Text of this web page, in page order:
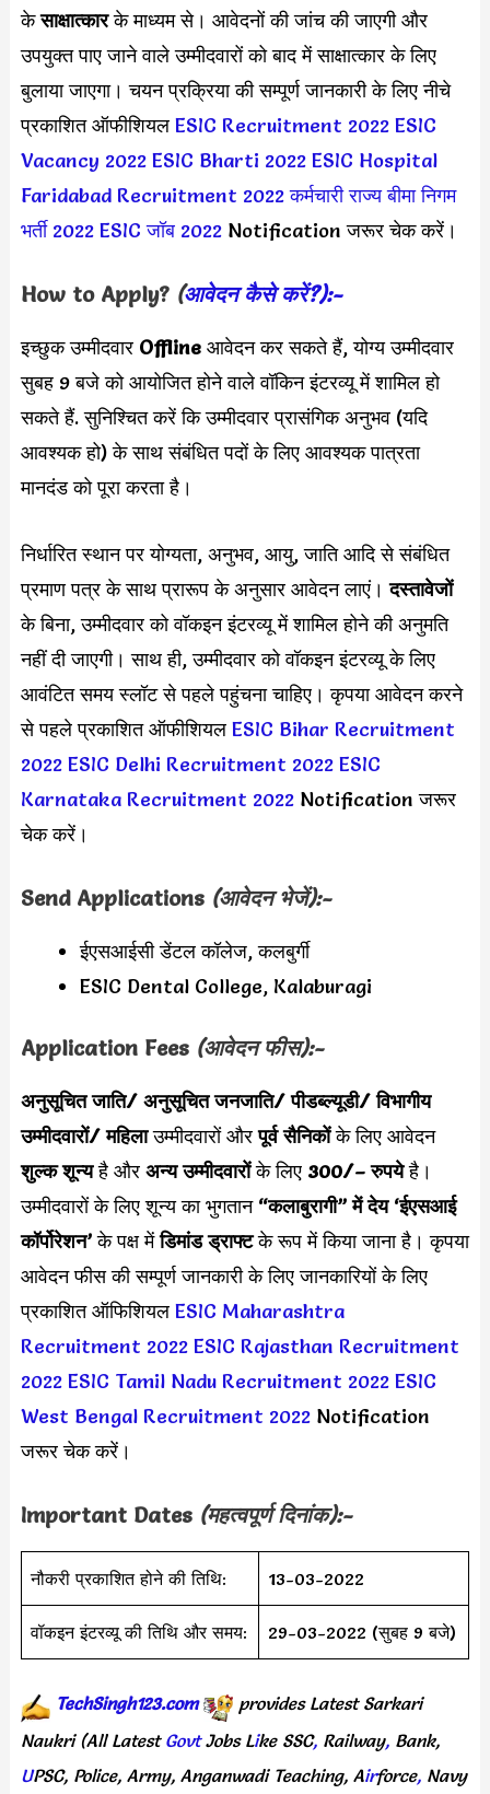
केसाक्षात्कारके माध्यम से। आवेदनों की जांच की जाएगी और
उपयुक्त पाए जाने वाले उम्मीदवारों को बाद में साक्षात्कार के लिए
बुलाया जाएगा। चयन प्रक्रिया की सम्पूर्ण जानकारी के लिए नीचे
प्रकाशित ऑफीशियल ESIC Recruitment 2022 ESIC
Vacancy 2022 ESIC Bharti 2022 ESIC Hospital
Faridabad Recruitment 2022 कर्मचारी राज्य बीमा निगम
भर्ती 2022 ESIC जॉब 2022Notification जरूर चेक करें।
How to Apply?(आवेदन कैसे करें?):-
इच्छुक उम्मीदवार Offline आवेदन कर सकते हैं, योग्य उम्मीदवार
सुबह 9 बजे को आयोजित होने वाले वॉकिन इंटरव्यू में शामिल हो
सकते हैं. सुनिश्चित करें कि उम्मीदवार प्रासंगिक अनुभव (यदि
आवश्यक हो) के साथ संबंधित पदों के लिए आवश्यक पात्रता
मानदंड को पूरा करता है।
निर्धारित स्थान पर योग्यता, अनुभव, आयु, जाति आदि से संबंधित
प्रमाण पत्र के साथ प्रारूप के अनुसार आवेदन लाएं।दस्तावेजों
के बिना, उम्मीदवार को वॉकइन इंटरव्यू में शामिल होने की अनुमति
नहीं दी जाएगी। साथ ही, उम्मीदवार को वॉकइन इंटरव्यू के लिए
आवंटित समय स्लॉट से पहले पहुंचना चाहिए। कृपया आवेदन करने
से पहले प्रकाशित ऑफीशियल ESIC Bihar Recruitment
2022 ESIC Delhi Recruitment 2022 ESIC
Karnataka Recruitment 2022Notification जरूर
चेक करें।
Send Applications (आवेदन भेजें):-
ईएसआईसी डेंटल कॉलेज, कलबुर्गी
ESIC Dental College, Kalaburagi
Application Fees (आवेदन फीस):-
अनुसूचित जाति/ अनुसूचित जनजाति/ पीडब्ल्यूडी/ विभागीय
उम्मीदवारों/ महिलाउम्मीदवारों औरपूर्व सैनिकोंके लिए आवेदन
शुल्क शून्यहै और अन्य उम्मीदवारोंके लिए 300/– रुपयेहै।
उम्मीदवारों के लिए शून्य का भुगतान“कलाबुरागी” में देय ‘ईएसआई
कॉर्पोरेशन’के पक्ष मेंडिमांड ड्राफ्टके रूप में किया जाना है। कृपया
आवेदन फीस की सम्पूर्ण जानकारी के लिए जानकारियों के लिए
प्रकाशित ऑफिशियल ESIC Maharashtra
Recruitment 2022 ESIC Rajasthan Recruitment
2022 ESIC Tamil Nadu Recruitment 2022 ESIC
West Bengal Recruitment 2022Notification
जरूर चेक करें।
Important Dates (महत्वपूर्ण दिनांक):-
नौकरी प्रकाशित होने की तिथि: 13-03-2022
वॉकइन इंटरव्यू की तिथि और समय: 29-03-2022 (सुबह 9 बजे)
TechSingh123.com provides Latest Sarkari
Naukri (All Latest Govt Jobs Like SSC, Railway, Bank,
UPSC, Police, Army, Anganwadi Teaching, Airforce, Navy